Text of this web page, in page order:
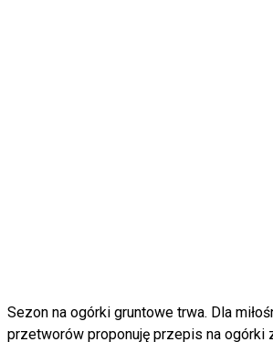
Sezon na ogórki gruntowe trwa. Dla
przetworów proponuję przepis na ogórki